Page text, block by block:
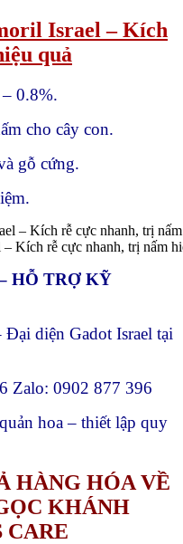
Israel – Kích
quả
0.8%.
cho cây con.
gỗ cứng.
Kích rễ cực nhanh, trị nấm
HỖ TRỢ KỸ
diện Gadot Israel tại
Zalo: 0902 877 396
hoa – thiết lập quy
HÀNG HÓA VỀ
KHÁNH
CARE